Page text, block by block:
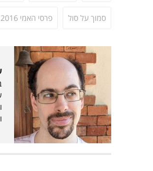
סמוך על סול פרסי האמי 2016